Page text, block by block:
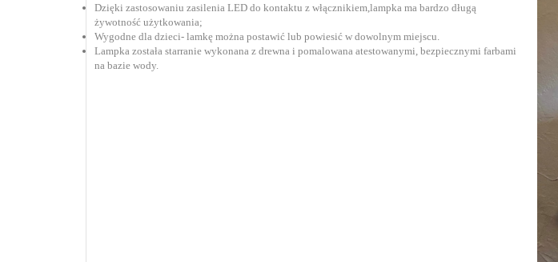
Dzięki zastosowaniu zasilenia LED do kontaktu z włącznikiem,lampka ma bardzo długą
żywotność użytkowania;
Wygodne dla dzieci- lamkę można postawić lub powiesić w dowolnym miejscu.
Lampka została starranie wykonana z drewna i pomalowana atestowanymi, bezpiecznymi farbami
na bazie wody.